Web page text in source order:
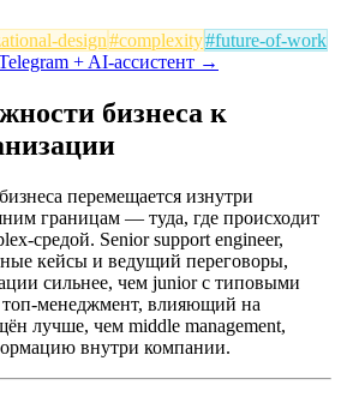
design#complexity#future-of-work
+ AI-ассистент →
бизнеса к
перемещается изнутри
границам — туда, где происходит
средой. Senior support engineer,
кейсы и ведущий переговоры,
сильнее, чем junior с типовыми
топ-менеджмент, влияющий на
лучше, чем middle management,
внутри компании.